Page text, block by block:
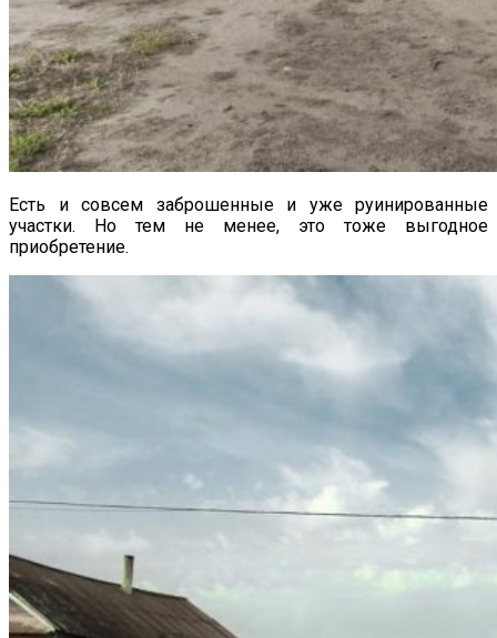
Есть и совсем заброшенные и уже руинированные
участки. Но тем не менее, это тоже выгодное
приобретение.